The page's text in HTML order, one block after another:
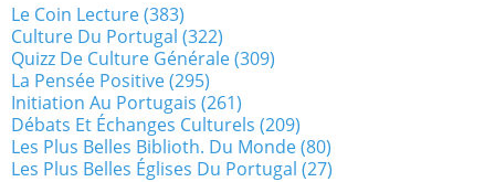
Le Coin Lecture(383)
Culture Du Portugal (322)
Quizz De Culture Générale(309)
La Pensée Positive(295)
Initiation Au Portugais (261)
Débats Et Échanges Culturels (209)
Les Plus Belles Biblioth. Du Monde(80)
Les Plus Belles Églises Du Portugal (27)